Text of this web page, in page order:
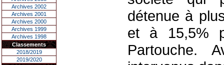
Archives 2002
Archives 2001
Archives 2000
Archives 1999
Archives 1998
Classements
2018/2019
2019/2020
détenue à
et à 15,5%
Partouche.